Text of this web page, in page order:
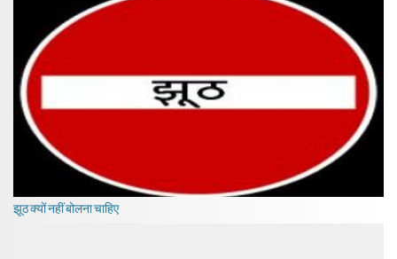
झूठ क्यों नहीं बोलना चाहिए